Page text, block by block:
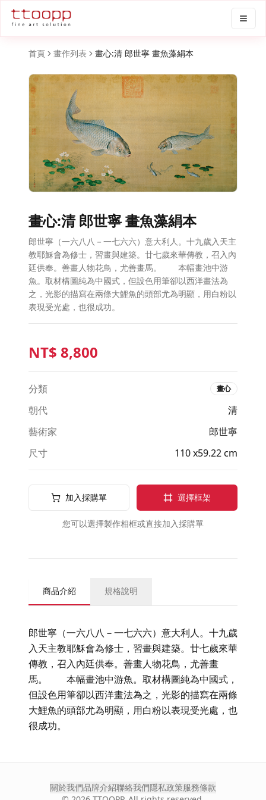
首頁 畫作列表 畫心:清 郎世寧 畫魚藻絹本
畫心:清 郎世寧 畫魚藻絹本
郎世寧（一六八八－一七六六）意大利人。十九歲入天主
教耶穌會為修士，習畫與建築。廿七歲來華傳教，召入內
廷供奉。善畫人物花鳥，尤善畫馬。 本幅畫池中游
魚。取材構圖純為中國式，但設色用筆卻以西洋畫法為
之，光影的描寫在兩條大鯉魚的頭部尤為明顯，用白粉以
表現受光處，也很成功。
NT$ 8,800
分類 畫心
朝代
清
藝術家
郎世寧
尺寸
110 x59.22 cm
加入採購單 選擇框架
您可以選擇製作相框或直接加入採購單
商品介紹 規格說明
郎世寧（一六八八－一七六六）意大利人。十九歲
入天主教耶穌會為修士，習畫與建築。廿七歲來華
傳教，召入內廷供奉。善畫人物花鳥，尤善畫
馬。 本幅畫池中游魚。取材構圖純為中國式，
但設色用筆卻以西洋畫法為之，光影的描寫在兩條
大鯉魚的頭部尤為明顯，用白粉以表現受光處，也
很成功。
關於我們品牌介紹聯絡我們隱私政策服務條款